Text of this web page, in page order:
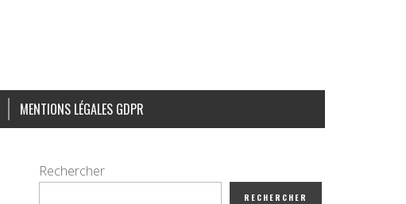
MENTIONS LÉGALES GDPR
Rechercher
RECHERCHER